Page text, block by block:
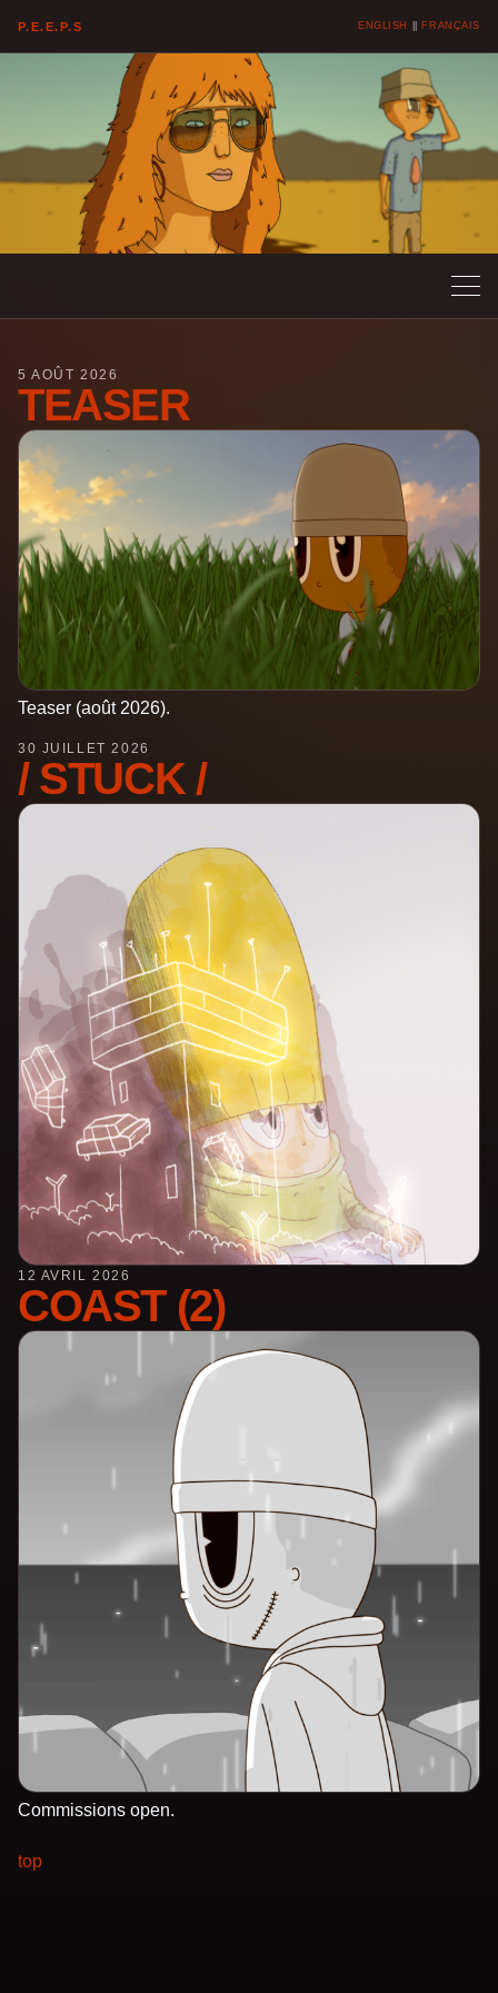
P.E.E.P.S ENGLISH FRANÇAIS
5 AOÛT 2026
TEASER
Teaser (août 2026).
30 JUILLET 2026
/ STUCK /
12 AVRIL 2026
COAST (2)
Commissions open.
top